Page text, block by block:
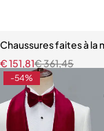
Chaussures faites à la
€361,45
€151,81
-54%